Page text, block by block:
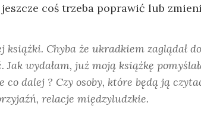
coś trzeba poprawić lub
Chyba że ukradkiem zaglądał do
wydałam, już moją książkę
co dalej ? Czy osoby, które będą ją
relacje międzyludzkie.